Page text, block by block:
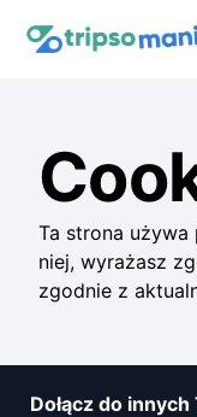
Ta strona
niej, wyrażasz
zgodnie z
Dołącz do